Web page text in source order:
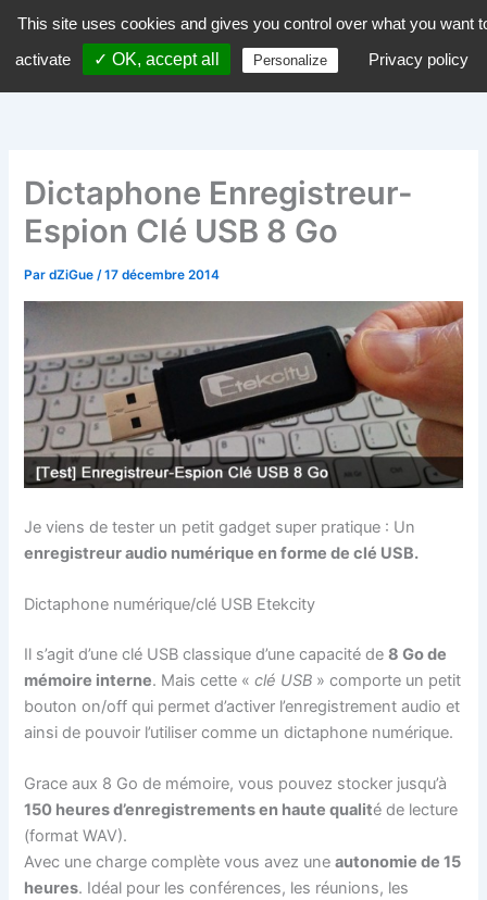
contenu
dZiGue
Dictaphone Enregistreur-
Espion Clé USB 8 Go
PardZiGue/17 décembre 2014
Je viens de tester un petit gadget super pratique : Un
enregistreur audio numérique en forme de clé USB.
Dictaphone numérique/clé USB Etekcity
Il s’agit d’une clé USB classique d’une capacité de8 Go de
mémoire interne. Mais cette «clé USB » comporte un petit
bouton on/off qui permet d’activer l’enregistrement audio et
ainsi de pouvoir l’utiliser comme un dictaphone numérique.
Grace aux 8 Go de mémoire, vous pouvez stocker jusqu’à
150 heures d’enregistrements en haute qualité de lecture
(format WAV).
Avec une charge complète vous avez uneautonomie de 15
heures. Idéal pour les conférences, les réunions, les
This site uses cookies and gives you control over what you want
activate
✓ OK, accept all Personalize Privacy policy